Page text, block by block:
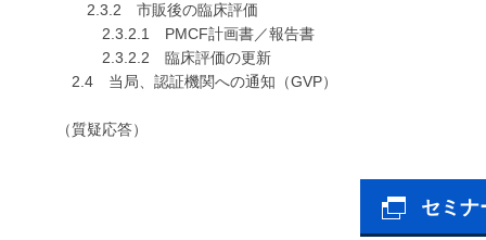
2.3.2 市販後の臨床評価
2.3.2.1 PMCF計画書／報告書
2.3.2.2 臨床評価の更新
2.4 当局、認証機関への通知（GVP）
（質疑応答）
セミナ